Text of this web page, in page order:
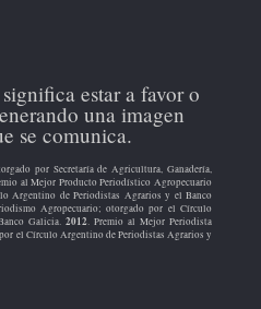
estar a favor o
una imagen
se comunica.
por Secretaría de Agricultura, Ganadería,
al Mejor Producto Periodístico Agropecuario
Argentino de Periodistas Agrarios y el Banco
Agropecuario; otorgado por el Círculo
Galicia. 2012. Premio al Mejor Periodista
el Círculo Argentino de Periodistas Agrarios y